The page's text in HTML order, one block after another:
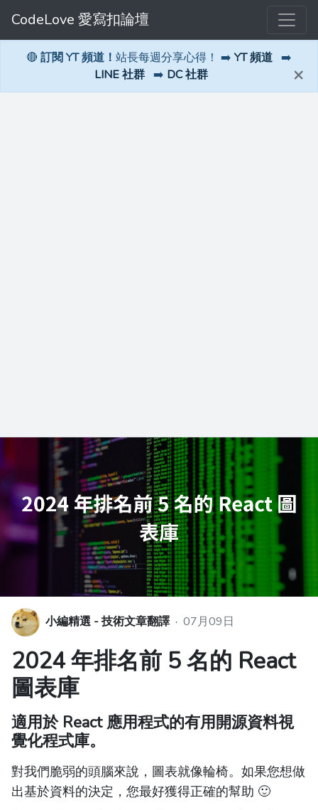
CodeLove 愛寫扣論壇
🔴 訂閱 YT 頻道！ 站長每週分享心得！ ➡️ YT 頻道 ➡️
LINE 社群 ➡️ DC 社群 ×
小編精選 - 技術文章翻譯 · 07月09日
2024 年排名前 5 名的 React
圖表庫
適用於 React 應用程式的有用開源資料視
覺化程式庫。
對我們脆弱的頭腦來說，圖表就像輪椅。如果您想做
出基於資料的決定，您最好獲得正確的幫助 🙂